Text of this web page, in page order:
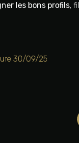
les bons profils,
30/09/25